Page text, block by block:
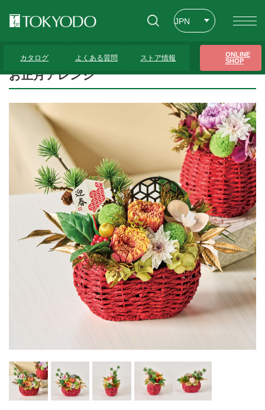
JPN
カタログ よくある質問 ストア情報
ONLINE
SHOP
お正月アレンジ
お正月アレンジ